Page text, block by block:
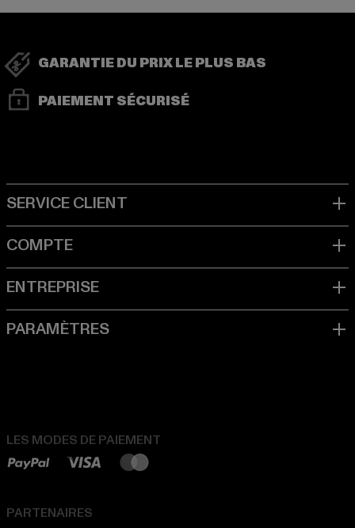
GARANTIE DU PRIX LE PLUS BAS
PAIEMENT SÉCURISÉ
LES MODES DE PAIEMENT
PARTENAIRES